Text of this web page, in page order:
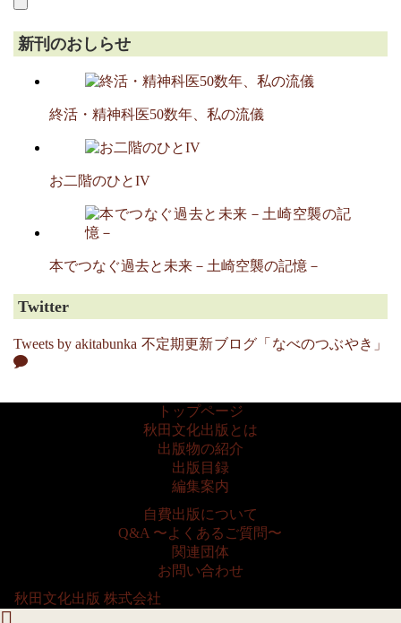
新刊のおしらせ
終活・精神科医50数年、私の流儀
お二階のひとIV
本でつなぐ過去と未来－土崎空襲の記憶－
Twitter
Tweets by akitabunka 不定期更新ブログ「なべのつぶやき」
トップページ
秋田文化出版とは
出版物の紹介
出版目録
編集案内
自費出版について
Q&A 〜よくあるご質問〜
関連団体
お問い合わせ
秋田文化出版 株式会社